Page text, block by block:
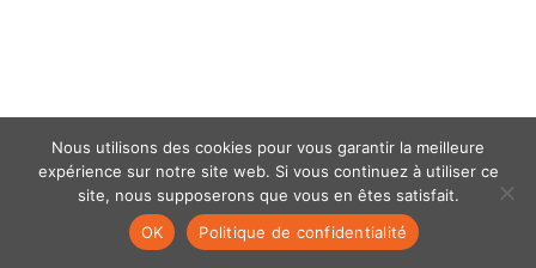
Mentions légales- politique de confidentialité- © coclico 2026
Nous utilisons des cookies pour vous garantir la meilleure
expérience sur notre site web. Si vous continuez à utiliser ce
site, nous supposerons que vous en êtes satisfait.
OK
Politique de confidentialité